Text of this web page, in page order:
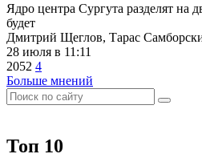
Ядро центра Сургута разделят на
будет
Дмитрий Щеглов, Тарас
28 июля в 11:11
2052 4
Больше мнений
Топ 10